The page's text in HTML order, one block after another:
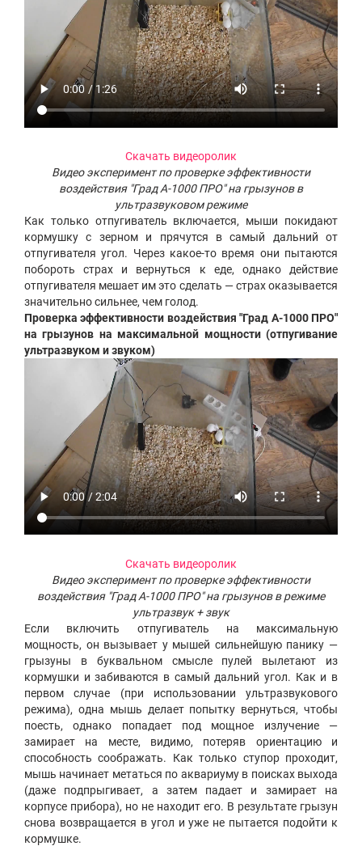
Скачать видеоролик
Видео эксперимент по проверке эффективности
воздействия "Град А-1000 ПРО" на грызунов в
ультразвуковом режиме
Как только отпугиватель включается, мыши покидают
кормушку с зерном и прячутся в самый дальний от
отпугивателя угол. Через какое-то время они пытаются
побороть страх и вернуться к еде, однако действие
отпугивателя мешает им это сделать — страх оказывается
значительно сильнее, чем голод.
Проверка эффективности воздействия "Град А-1000 ПРО"
на грызунов на максимальной мощности (отпугивание
ультразвуком и звуком)
Скачать видеоролик
Видео эксперимент по проверке эффективности
воздействия "Град А-1000 ПРО" на грызунов в режиме
ультразвук + звук
Если включить отпугиватель на максимальную
мощность, он вызывает у мышей сильнейшую панику —
грызуны в буквальном смысле пулей вылетают из
кормушки и забиваются в самый дальний угол. Как и в
первом случае (при использовании ультразвукового
режима), одна мышь делает попытку вернуться, чтобы
поесть, однако попадает под мощное излучение —
замирает на месте, видимо, потеряв ориентацию и
способность соображать. Как только ступор проходит,
мышь начинает метаться по аквариуму в поисках выхода
(даже подпрыгивает, а затем падает и замирает на
корпусе прибора), но не находит его. В результате грызун
снова возвращается в угол и уже не пытается подойти к
кормушке.